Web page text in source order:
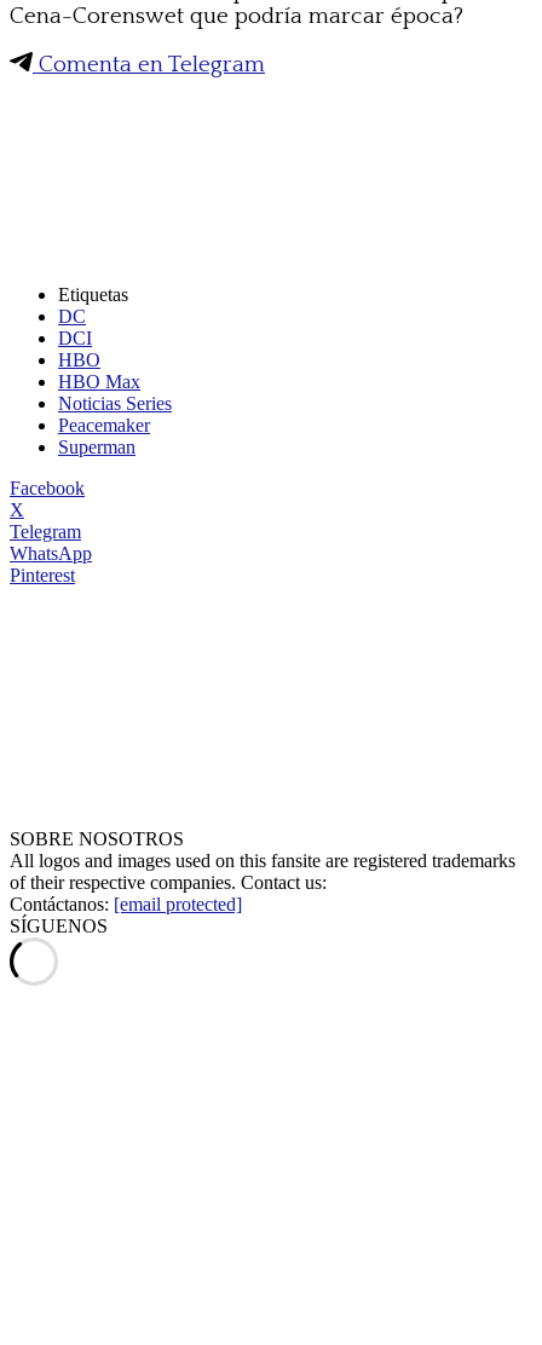
Cena-Corenswet que podría marcar época?
Comenta en Telegram
Etiquetas
DC
DCI
HBO
HBO Max
Noticias Series
Peacemaker
Superman
Facebook
X
Telegram
WhatsApp
Pinterest
SOBRE NOSOTROS
All logos and images used on this fansite are registered trademarks
of their respective companies. Contact us:
Contáctanos: [email protected]
SÍGUENOS